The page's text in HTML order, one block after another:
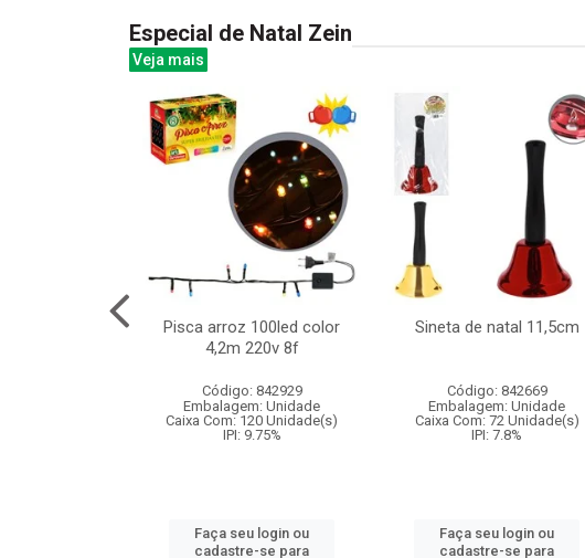
Especial de Natal Zein
Veja mais
Pisca arroz 100led color
4,2m 220v 8f
Código: 842929
Embalagem: Unidade
Caixa Com: 120 Unidade(s)
IPI: 9.75%
Faça seu login ou
cadastre-se para
Sineta de natal 11,5cm
Código: 842669
Embalagem: Unidade
Caixa Com: 72 Unidade(s)
IPI: 7.8%
Faça seu login ou
cadastre-se para